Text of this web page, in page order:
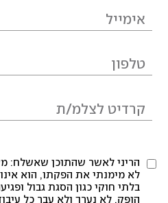
הריני לאשר שהתוכן שאשלח:
לא מימנתי את הפקתו, הוא
בלתי חוקי כגון הסגת גבול
הופק, לא נערך ולא עבר כל